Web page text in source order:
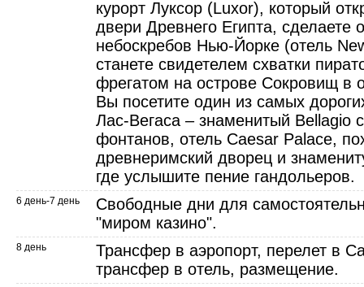
курорт Луксор (Luxor), который
двери Древнего Египта, сделаете
небоскребов Нью-Йорке (отель
станете свидетелем схватки
фрегатом на острове Сокровищ в
Вы посетите один из самых
Лас-Вегаса – знаменитый Bellagio
фонтанов, отель Caesar Palace,
древнеримский дворец и
где услышите пение гандольеров.
6 день-7 день
Свободные дни для
"миром казино".
8 день
Трансфер в аэропорт, перелет в
трансфер в отель, размещение.